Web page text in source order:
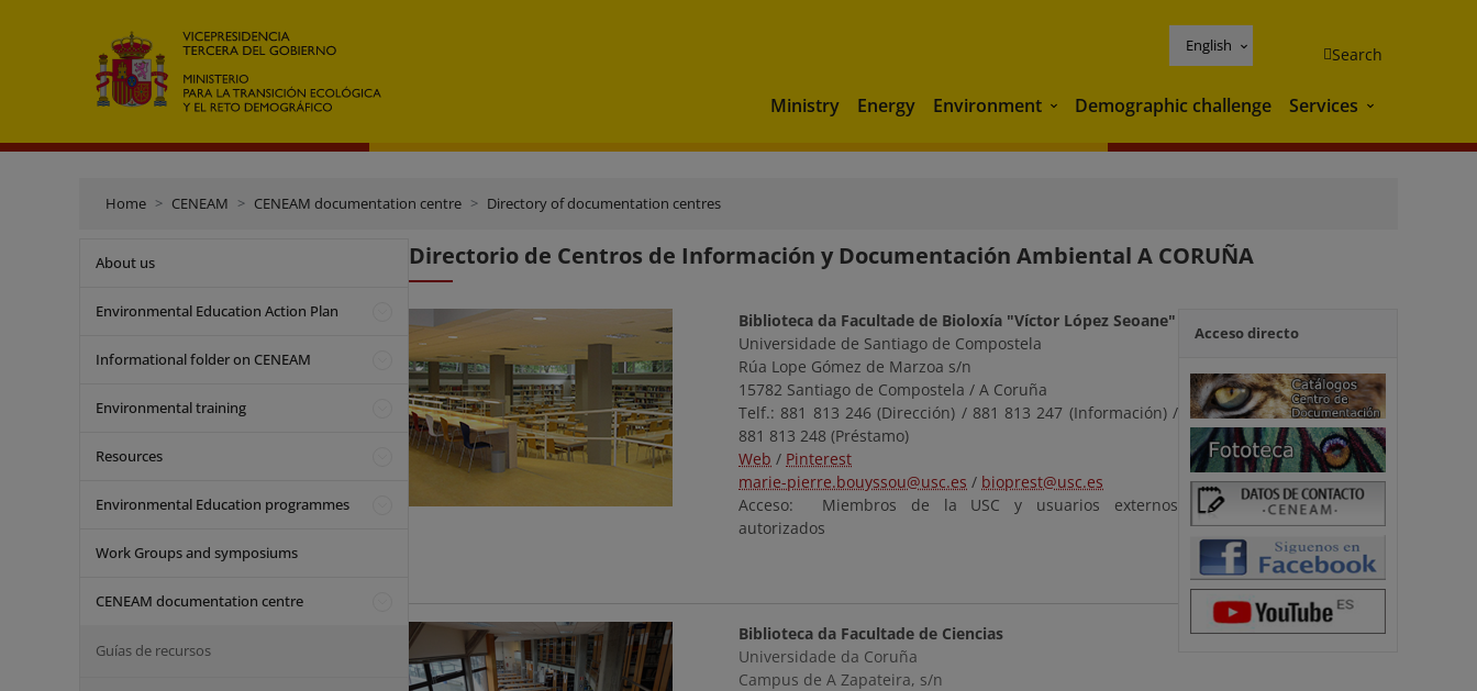
English Search
Ministry Energy Environment Environment
Demographic challenge Services Services
Home CENEAM CENEAM documentation centre Directory of documentation centres
About us
Environmental Education Action Plan
Informational folder on CENEAM
Environmental training
Resources
Environmental Education programmes
Work Groups and symposiums
CENEAM documentation centre
Guías de recursos
Directorio de Centros de Información y Documentación Ambiental A CORUÑA
Biblioteca da Facultade de Bioloxía "Víctor López Seoane"
Universidade de Santiago de Compostela
Rúa Lope Gómez de Marzoa s/n
15782 Santiago de Compostela / A Coruña
Telf.: 881 813 246 (Dirección) / 881 813 247 (Información) /
881 813 248 (Préstamo)
Web / Pinterest
marie-pierre.bouyssou@usc.es / bioprest@usc.es
Acceso: Miembros de la USC y usuarios externos
autorizados
Biblioteca da Facultade de Ciencias
Universidade da Coruña
Campus de A Zapateira, s/n
Acceso directo